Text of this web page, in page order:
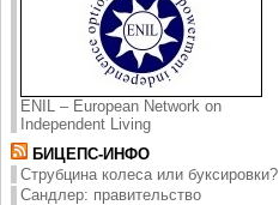
ENIL – European Network on
Independent Living
БИЦЕПС-ИНФО
Струбцина колеса или буксировки?
Сандлер: правительство